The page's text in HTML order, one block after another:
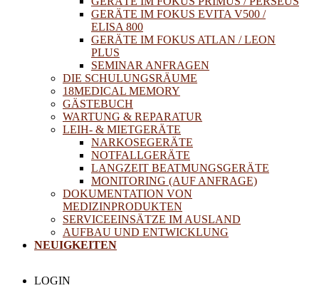
GERÄTE IM FOKUS EVITA V500 /
ELISA 800
GERÄTE IM FOKUS ATLAN / LEON
PLUS
SEMINAR ANFRAGEN
DIE SCHULUNGSRÄUME
18MEDICAL MEMORY
GÄSTEBUCH
WARTUNG & REPARATUR
LEIH- & MIETGERÄTE
NARKOSEGERÄTE
NOTFALLGERÄTE
LANGZEIT BEATMUNGSGERÄTE
MONITORING (AUF ANFRAGE)
DOKUMENTATION VON
MEDIZINPRODUKTEN
SERVICEEINSÄTZE IM AUSLAND
AUFBAU UND ENTWICKLUNG
NEUIGKEITEN
LOGIN